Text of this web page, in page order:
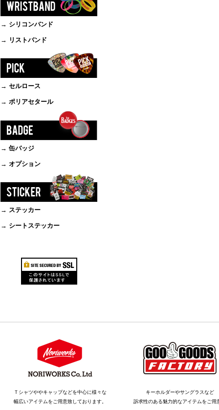
→ シリコンバンド
→ リストバンド
→ セルロース
→ ポリアセタール
→ 缶バッジ
→ オプション
→ ステッカー
→ シートステッカー
Ｔシャツややキャップなどを中心に様々な
幅広いアイテムをご用意致しております。
キーホルダーやサングラスなど
訴求性のある魅力的なアイテムをご用